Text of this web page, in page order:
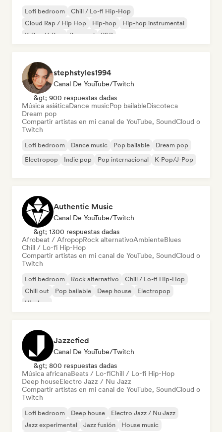
Lofi bedroom
Chill / Lo-fi Hip-Hop
Cloud Rap / Hip Hop
Hip-hop
Hip-hop instrumental
K-Pop/J-Pop
Pop soul R&B
stephstyles1994
Canal De YouTube/Twitch
&gt; 900 respuestas dadas
Música asiáticaDance musicPop bailableDiscoteca
Dream pop
Compartir artistas en mi canal de YouTube, SoundCloud o
Twitch
Lofi bedroom Dance music Pop bailable
Dream pop
Electropop
Indie pop Pop internacional K-Pop/J-Pop
Authentic Music
Canal De YouTube/Twitch
&gt; 1300 respuestas dadas
Afrobeat / AfropopRock alternativoAmbienteBlues
Chill / Lo-fi Hip-Hop
Compartir artistas en mi canal de YouTube, SoundCloud o
Twitch
Lofi bedroom Rock alternativo
Chill / Lo-fi Hip-Hop
Chill out
Pop bailable Deep house
Electropop
Hip-hop
Jazzefied
Canal De YouTube/Twitch
&gt; 800 respuestas dadas
Música africanaBeats / Lo-fiChill / Lo-fi Hip-Hop
Deep houseElectro Jazz / Nu Jazz
Compartir artistas en mi canal de YouTube, SoundCloud o
Twitch
Lofi bedroom Deep house
Electro Jazz / Nu Jazz
Jazz experimental
Jazz fusión
House music